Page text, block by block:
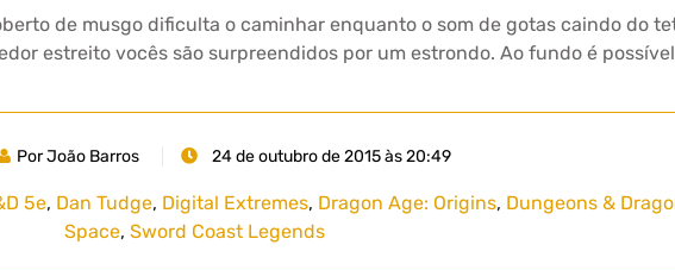
de musgo dificulta o caminhar enquanto o som de gotas caindo do
estreito vocês são surpreendidos por um estrondo. Ao fundo é
Por João Barros 24 de outubro de 2015 às 20:49
5e, Dan Tudge, Digital Extremes, Dragon Age: Origins, Dungeons &
Space, Sword Coast Legends